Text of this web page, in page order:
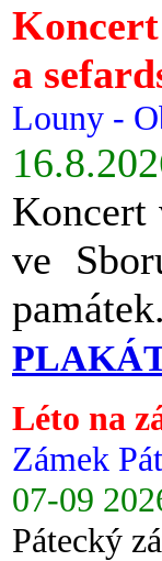
a
Louny -
Koncert
ve
památek.
Léto na
Zámek
07-09
Pátecký